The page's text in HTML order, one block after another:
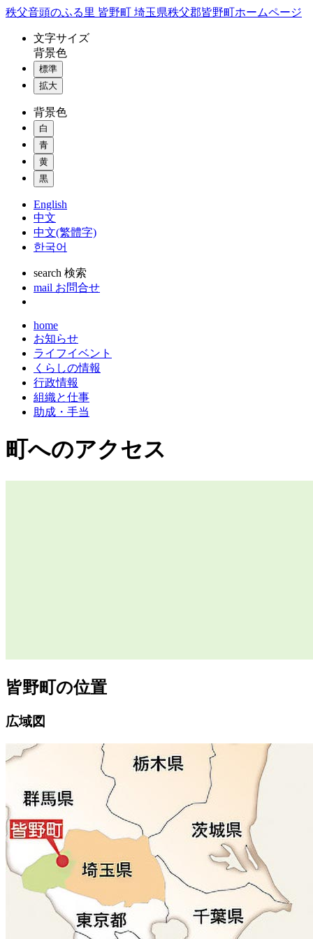
コ
秩父音頭のふる里 皆野町 埼玉県秩父郡皆野町ホームページ
文字サイズ
背景色
標準
拡大
背景色
白
青
黄
黒
English
中文
中文(繁體字)
한국어
search 検索
mail お問合せ
home
お知らせ
ライフイベント
くらしの情報
行政情報
組織と仕事
助成・手当
町へのアクセス
皆野町の位置
広域図